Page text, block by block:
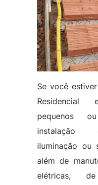
Se você
pequenos
instalação
iluminação ou
além de
elétricas,